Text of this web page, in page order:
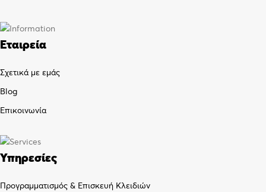
Εταιρεία
Σχετικά με εμάς
Blog
Επικοινωνία
Υπηρεσίες
Προγραμματισμός & Επισκευή Κλειδιών